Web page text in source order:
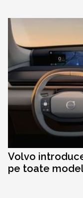
Volvo
pe toate